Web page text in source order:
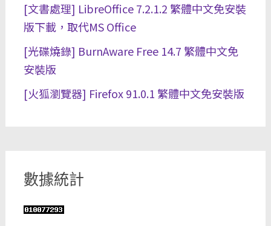
[文書處理] LibreOffice 7.2.1.2 繁體中文免安裝
版下載，取代MS Office
[光碟燒錄] BurnAware Free 14.7 繁體中文免
安裝版
[火狐瀏覽器] Firefox 91.0.1 繁體中文免安裝版
數據統計